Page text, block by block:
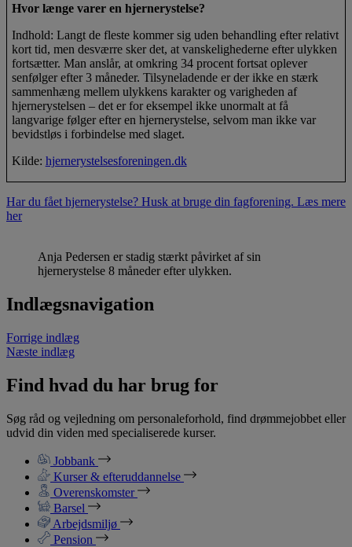
Hvor længe varer en hjernerystelse?
Indhold: Langt de fleste kommer sig uden behandling efter relativt
kort tid, men desværre sker det, at vanskelighederne efter ulykken
fortsætter. Man anslår, at omkring 34 procent fortsat oplever
senfølger efter 3 måneder. Tilsyneladende er der ikke en stærk
sammenhæng mellem ulykkens karakter og varigheden af
hjernerystelsen – det er for eksempel ikke unormalt at få
langvarige følger efter en hjernerystelse, selvom man ikke var
bevidstløs i forbindelse med slaget.
Kilde: hjernerystelsesforeningen.dk
Har du fået hjernerystelse? Husk at bruge din fagforening. Læs mere
her
Anja Pedersen er stadig stærkt påvirket af sin
hjernerystelse 8 måneder efter ulykken.
Indlægsnavigation
Forrige indlæg
Næste indlæg
Find hvad du har brug for
Søg råd og vejledning om personaleforhold, find drømmejobbet eller
udvid din viden med specialiserede kurser.
Jobbank
Kurser & efteruddannelse
Overenskomster
Barsel
Arbejdsmiljø
Pension